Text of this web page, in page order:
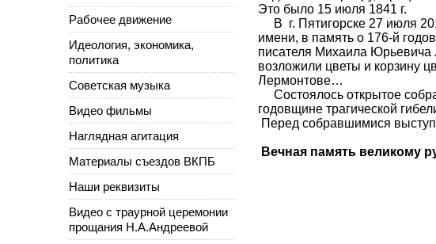
Это было 15 июля 1841 г.
В г. Пятигорске 27 июля
имени, в память о 176-й
писателя Михаила Юрьевича
возложили цветы и корзину
Лермонтове…
Состоялось открытое
годовщине трагической
Перед собравшимися
Вечная память великому
Северо-
Рабочее движение
Идеология, экономика,
политика
Советская музыка
Видео фильмы
Наглядная агитация
Материалы съездов ВКПБ
Наши реквизиты
Видео с траурной церемонии
прощания Н.А.Андреевой